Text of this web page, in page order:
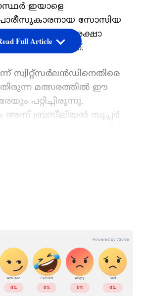
ഇയാളെ
സോസിയ
സുരക്ഷാ
വട്ടം കറക്കുന്നത്.
സ്വിറ്റ്സർലന്‍ഡിനെതിരെ
മത്സരത്തില്‍ ഈ
പറ്റിച്ചിരുന്നു.
അന്ന് ബ്രസീലിയന്‍ സൂപ്പര്‍
പോരാത്തതിന് കൂടെ നിന്ന്
ആളെ പിടികിട്ടിയത്.
Full Article